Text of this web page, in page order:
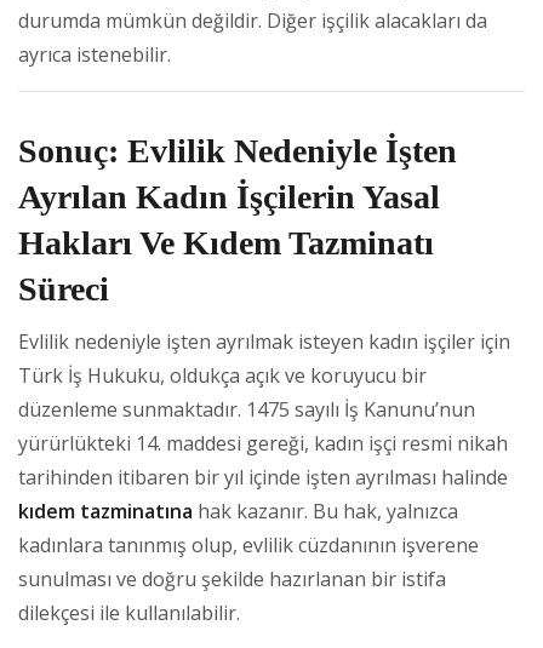
durumda mümkün değildir. Diğer işçilik alacakları da
ayrıca istenebilir.
Sonuç: Evlilik Nedeniyle İşten
Ayrılan Kadın İşçilerin Yasal
Hakları Ve Kıdem Tazminatı
Süreci
Evlilik nedeniyle işten ayrılmak isteyen kadın işçiler için
Türk İş Hukuku, oldukça açık ve koruyucu bir
düzenleme sunmaktadır. 1475 sayılı İş Kanunu’nun
yürürlükteki 14. maddesi gereği, kadın işçi resmi nikah
tarihinden itibaren bir yıl içinde işten ayrılması halinde
kıdem tazminatına hak kazanır. Bu hak, yalnızca
kadınlara tanınmış olup, evlilik cüzdanının işverene
sunulması ve doğru şekilde hazırlanan bir istifa
dilekçesi ile kullanılabilir.